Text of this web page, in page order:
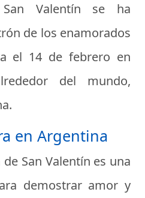
San Valentín se ha
de los enamorados
el 14 de febrero en
del mundo,
en Argentina
San Valentín es una
demostrar amor y